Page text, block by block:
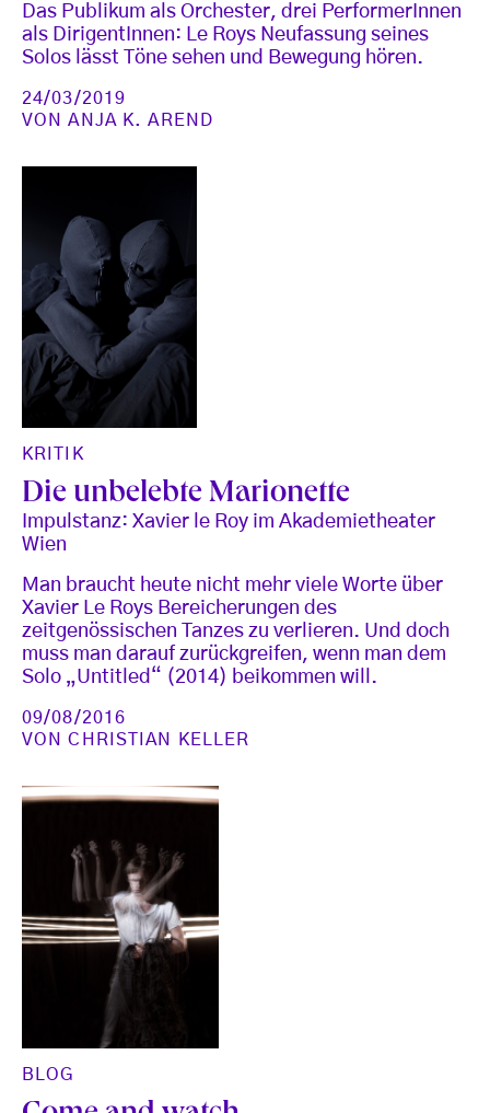
Das Publikum als Orchester, drei PerformerInnen
als DirigentInnen: Le Roys Neufassung seines
Solos lässt Töne sehen und Bewegung hören.
24/03/2019
VONANJA K. AREND
KRITIK
Die unbelebte Marionette
Impulstanz: Xavier le Roy im Akademietheater
Wien
Man braucht heute nicht mehr viele Worte über
Xavier Le Roys Bereicherungen des
zeitgenössischen Tanzes zu verlieren. Und doch
muss man darauf zurückgreifen, wenn man dem
Solo „Untitled“ (2014) beikommen will.
09/08/2016
VONCHRISTIAN KELLER
BLOG